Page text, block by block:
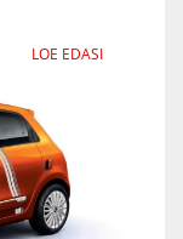
LOE EDASI